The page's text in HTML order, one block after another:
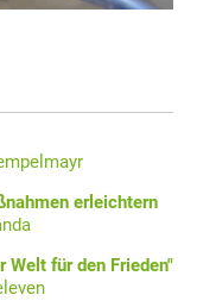
erleichtern
Welt für den Frieden"